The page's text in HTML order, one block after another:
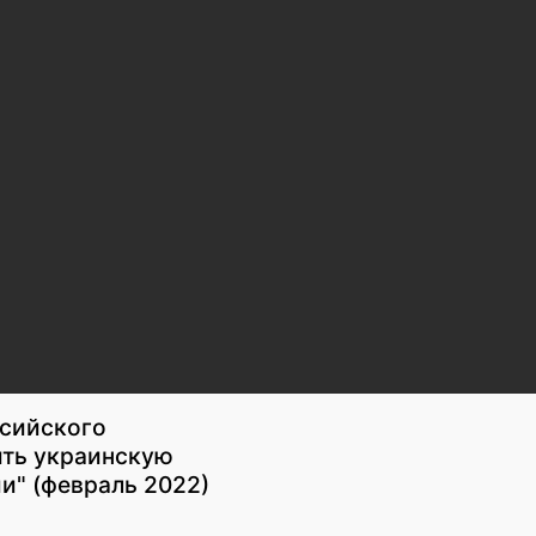
украинскую
(февраль 2022)